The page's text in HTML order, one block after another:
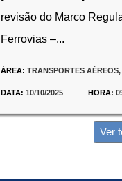
revisão do Marco
Ferrovias –...
ÁREA: TRANSPORTES
DATA: 10/10/2025 HORA:
Ver